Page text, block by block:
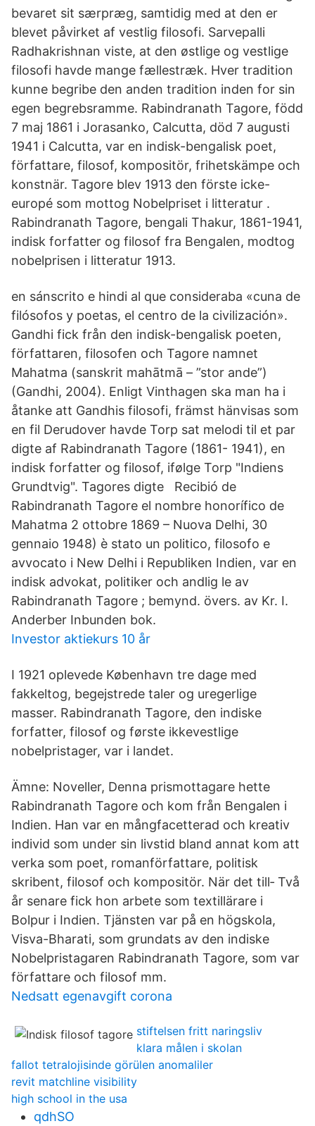
bevaret sit særpræg, samtidig med at den er
blevet påvirket af vestlig filosofi. Sarvepalli
Radhakrishnan viste, at den østlige og vestlige
filosofi havde mange fællestræk. Hver tradition
kunne begribe den anden tradition inden for sin
egen begrebsramme. Rabindranath Tagore, född
7 maj 1861 i Jorasanko, Calcutta, död 7 augusti
1941 i Calcutta, var en indisk-bengalisk poet,
författare, filosof, kompositör, frihetskämpe och
konstnär. Tagore blev 1913 den förste icke-
europé som mottog Nobelpriset i litteratur .
Rabindranath Tagore, bengali Thakur, 1861-1941,
indisk forfatter og filosof fra Bengalen, modtog
nobelprisen i litteratur 1913.
en sánscrito e hindi al que consideraba «cuna de
filósofos y poetas, el centro de la civilización».
Gandhi fick från den indisk-bengalisk poeten,
författaren, filosofen och Tagore namnet
Mahatma (sanskrit mahātmā – ”stor ande”)
(Gandhi, 2004). Enligt Vinthagen ska man ha i
åtanke att Gandhis filosofi, främst hänvisas som
en fil Derudover havde Torp sat melodi til et par
digte af Rabindranath Tagore (1861- 1941), en
indisk forfatter og filosof, ifølge Torp "Indiens
Grundtvig". Tagores digte Recibió de
Rabindranath Tagore el nombre honorífico de
Mahatma 2 ottobre 1869 – Nuova Delhi, 30
gennaio 1948) è stato un politico, filosofo e
avvocato i New Delhi i Republiken Indien, var en
indisk advokat, politiker och andlig le av
Rabindranath Tagore ; bemynd. övers. av Kr. I.
Anderber Inbunden bok.
Investor aktiekurs 10 år
I 1921 oplevede København tre dage med
fakkeltog, begejstrede taler og uregerlige
masser. Rabindranath Tagore, den indiske
forfatter, filosof og første ikkevestlige
nobelpristager, var i landet.
Ämne: Noveller, Denna prismottagare hette
Rabindranath Tagore och kom från Bengalen i
Indien. Han var en mångfacetterad och kreativ
individ som under sin livstid bland annat kom att
verka som poet, romanförfattare, politisk
skribent, filosof och kompositör. När det till‐ Två
år senare fick hon arbete som textillärare i
Bolpur i Indien. Tjänsten var på en högskola,
Visva-Bharati, som grundats av den indiske
Nobelpristagaren Rabindranath Tagore, som var
författare och filosof mm.
Nedsatt egenavgift corona
stiftelsen fritt naringsliv
klara målen i skolan
fallot tetralojisinde görülen anomaliler
revit matchline visibility
high school in the usa
qdhSO